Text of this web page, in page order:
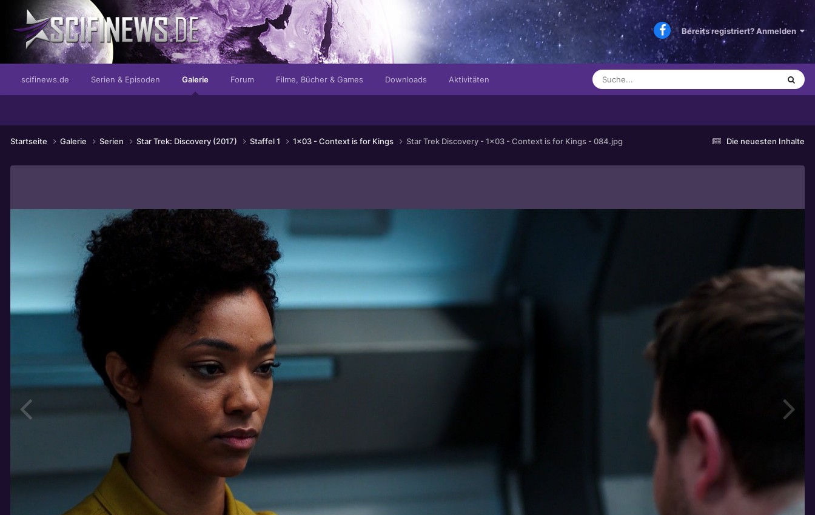
Bereits registriert? Anmelden
scifinews.de Serien & Episoden Galerie Forum Filme, Bücher & Games Downloads Aktivitäten
Die neuesten Inhalte
Startseite Galerie Serien Star Trek: Discovery (2017) Staffel 1 1x03 - Context is for Kings Star Trek Discovery - 1x03 - Context is for Kings - 084.jpg